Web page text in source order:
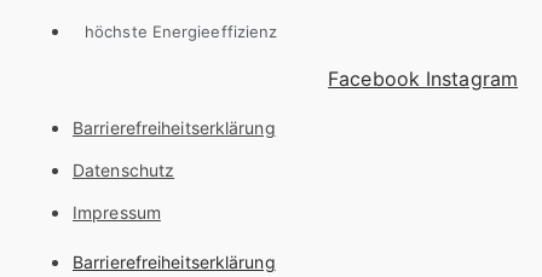
höchste Energieeffizienz
Facebook Instagram
Barrierefreiheitserklärung
Datenschutz
Impressum
Barrierefreiheitserklärung